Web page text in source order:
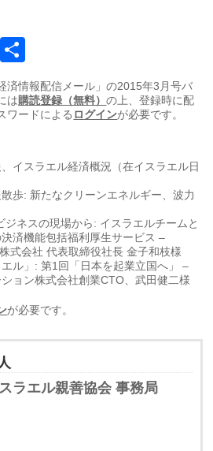
Line
有
済情報配信メール」の2015年3月号バ
は購読登録（無料）の上、登録時に配
ワードによる ログインが必要です。
イスラエル経済概況（在イスラエル日
歩: 新たなクリーンエネルギー、波力
ジネスの現場から: イスラエルチームと
済機能包括福利厚生サービス –
式会社 代表取締役社長 金子和枝様
ル」: 第1回「日本を起業立国へ」 –
ョン株式会社創業CTO、武田健二様
が必要です。
ラエル親善協会 事務局